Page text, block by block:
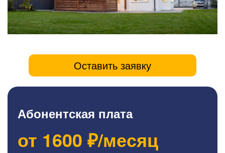
Оставить заявку
Абонентская плата
от 1600 ₽/месяц